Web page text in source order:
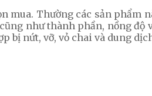
Thường các sản phẩm
như thành phần, nồng
nứt, vỡ, vỏ chai và dung